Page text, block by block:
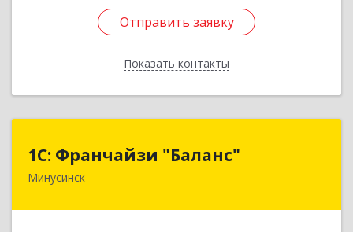
Отправить заявку
Показать контакты
Отправить заявку
Назад
1С: Франчайзи "Баланс"
Минусинск
1С: Франчайзи "Баланс"
662610, Красноярский край, Минусинск г,